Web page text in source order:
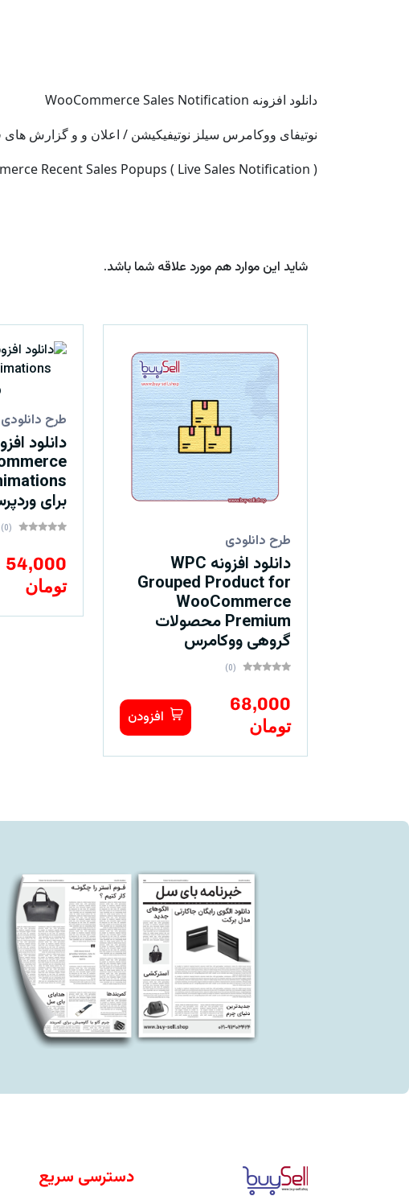
دانلود افزونه WooCommerce Sales Notification
نوتیفای ووکامرس سیلز نوتیفیکیشن / اعلان و و گزارش
Recent Sales Popups ( Live Sales Notification )
شاید این موارد هم مورد علاقه شما باشد.
طرح دانلودی
دانلود افزونه WPC
Grouped Product for
WooCommerce
Premium محصولات
گروهی ووکامرس
(0)
68,000
تومان
افزودن
طرح دانلودی
دانلود
برای
(0)
54,000
تومان
دسترسی سریع